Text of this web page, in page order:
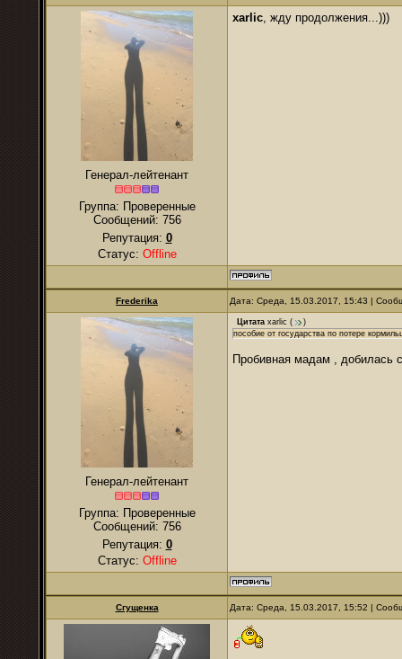
Генерал-лейтенант
Группа: Проверенные
Сообщений: 756
Репутация: 0
Статус: Offline
xarlic, жду продолжения...)))
Frederika Дата: Среда, 15.03.2017, 15:43 |
Генерал-лейтенант
Группа: Проверенные
Сообщений: 756
Репутация: 0
Статус: Offline
Цитата xarlic (
)
пособие от государства по потере
Пробивная мадам , добилась
Сгущенка Дата: Среда, 15.03.2017, 15:52 |